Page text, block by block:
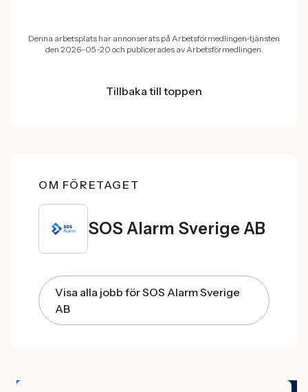
Denna arbetsplats har annonserats på Arbetsförmedlingen-tjänsten
den 2026-05-20 och publicerades av Arbetsförmedlingen.
Tillbaka till toppen
OM FÖRETAGET
SOS Alarm Sverige AB
Visa alla jobb för SOS Alarm Sverige
AB